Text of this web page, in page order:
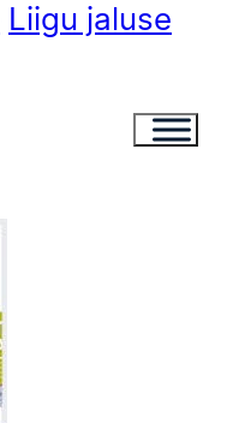
Liigu jaluse